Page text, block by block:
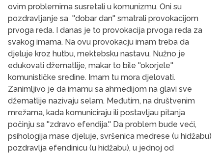
ovim problemima susretali u komunizmu. Oni su
pozdravljanje sa ''dobar dan'' smatrali provokacijom
prvoga reda. I danas je to provokacija prvoga reda za
svakog imama. Na ovu provokacju imam treba da
djeluje kroz hutbu, mektebsku nastavu. Nužno je
edukovati džematlije, makar to bile ''okorjele''
komunističke sredine. Imam tu mora djelovati.
Zanimljivo je da imamu sa ahmedijom na glavi sve
džematlije nazivaju selam. Međutim, na društvenim
mrežama, kada komuniciraju ili postavljau pitanja
počinju sa ''zdravo efendija.'' Da problem bude veći,
psihologija mase djeluje, svršenica medrese (u hidžabu)
pozdravlja efendinicu (u hidžabu), u jednoj od